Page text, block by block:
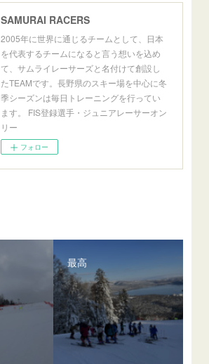
SAMURAI RACERS
2005年に世界に通じるチームとして、日本
を代表するチームになると言う想いを込め
て、サムライレーサーズと名付けて創設し
たTEAMです。長野県のスキー場を中心に冬
季シーズンは毎日トレーニングを行ってい
ます。 FIS登録選手・ジュニアレーサーオン
リー
フォロー
最高